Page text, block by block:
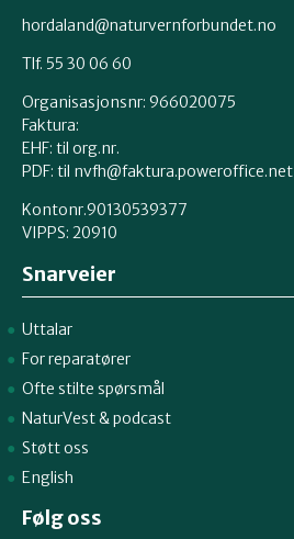
hordaland@naturvernforbundet.no
Tlf. 55 30 06 60
Organisasjonsnr: 966020075
Faktura:
EHF: til org.nr.
PDF: til nvfh@faktura.poweroffice.net
Kontonr.90130539377
VIPPS: 20910
Snarveier
Uttalar
For reparatører
Ofte stilte spørsmål
NaturVest&podcast
Støtt oss
English
Følg oss